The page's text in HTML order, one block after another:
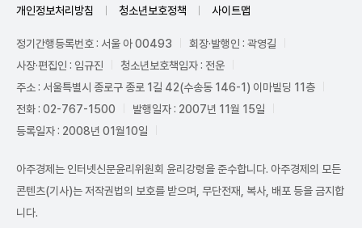
개인정보처리방침 청소년보호정책 사이트맵
정기간행등록번호 : 서울 아 00493
회장·발행인 : 곽영길
사장·편집인 : 임규진
청소년보호책임자 : 전운
주소 : 서울특별시 종로구 종로 1길 42(수송동 146-1) 이마빌딩 11층
전화 : 02-767-1500
발행일자 : 2007년 11월 15일
등록일자 : 2008년 01월10일
아주경제는 인터넷신문윤리위원회 윤리강령을 준수합니다. 아주경제의 모든
콘텐츠(기사)는 저작권법의 보호를 받으며, 무단전재, 복사, 배포 등을 금지합
니다.